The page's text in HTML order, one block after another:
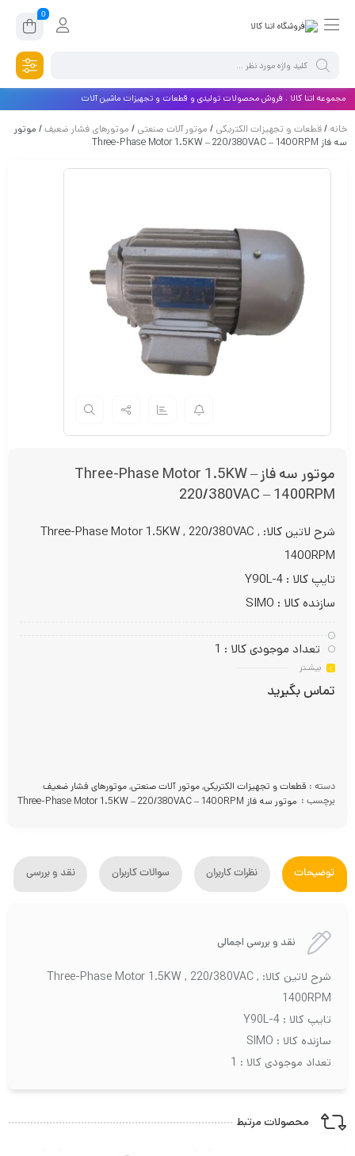
0
مجموعه اتنا کالا ، فروش محصولات تولیدی و قطعات و تجهیزات ماشین آلات
خانه /قطعات و تجهیزات الکتریکی / موتور آلات صنعتی / موتورهای فشار ضعیف/ موتور
سه فاز Three-Phase Motor 1.5KW – 220/380VAC – 1400RPM
موتور سه فاز Three-Phase Motor 1.5KW –
220/380VAC – 1400RPM
شرح لاتین کالا: Three-Phase Motor 1.5KW , 220/380VAC ,
1400RPM
تایپ کالا : Y90L-4
سازنده کالا : SIMO
تعداد موجودی کالا : 1
بیشـتر
تماس بگیرید
دسته : قطعات و تجهیزات الکتریکی,موتور آلات صنعتی,موتورهای فشار ضعیف
برچسب : موتور سه فاز Three-Phase Motor 1.5KW – 220/380VAC – 1400RPM
توضیحات نظرات کاربران سوالات کاربران نقد و بررسی
نقد و بررسی اجمالی
شرح لاتین کالا: Three-Phase Motor 1.5KW , 220/380VAC ,
1400RPM
تایپ کالا : Y90L-4
سازنده کالا : SIMO
تعداد موجودی کالا : 1
محصولات مرتبط